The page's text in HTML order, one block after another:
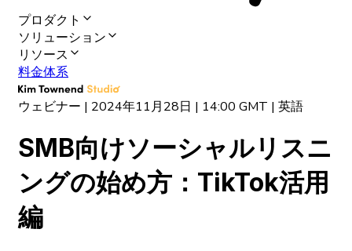
プロダクト
ソリューション
リソース
料金体系
ウェビナー | 2024年11月28日 | 14:00 GMT | 英語
SMB向けソーシャルリスニ
ングの始め方 ： TikTok活用
編